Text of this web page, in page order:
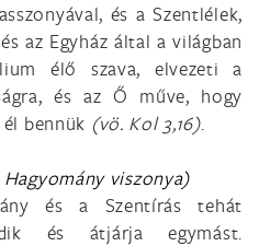
és a Szentlélek,
az Egyház által a világban
élő szava, elvezeti a
és az Ő műve, hogy
bennük (vö. Kol 3,16).
viszonya)
és a Szentírás tehát
és átjárja egymást.